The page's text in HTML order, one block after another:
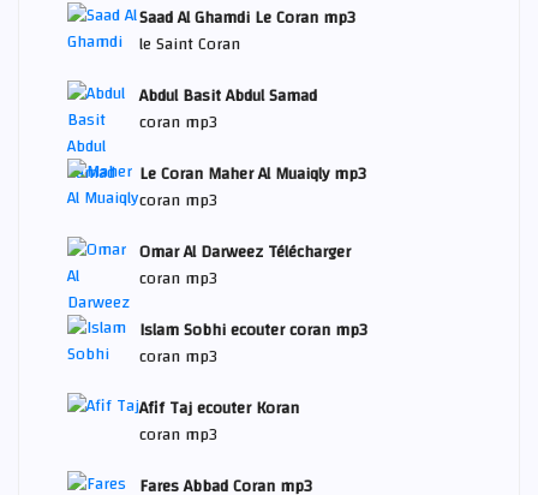
Saad Al Ghamdi Le Coran mp3
le Saint Coran
Abdul Basit Abdul Samad
coran mp3
Le Coran Maher Al Muaiqly mp3
coran mp3
Omar Al Darweez Télécharger
coran mp3
Islam Sobhi ecouter coran mp3
coran mp3
Afif Taj ecouter Koran
coran mp3
Fares Abbad Coran mp3